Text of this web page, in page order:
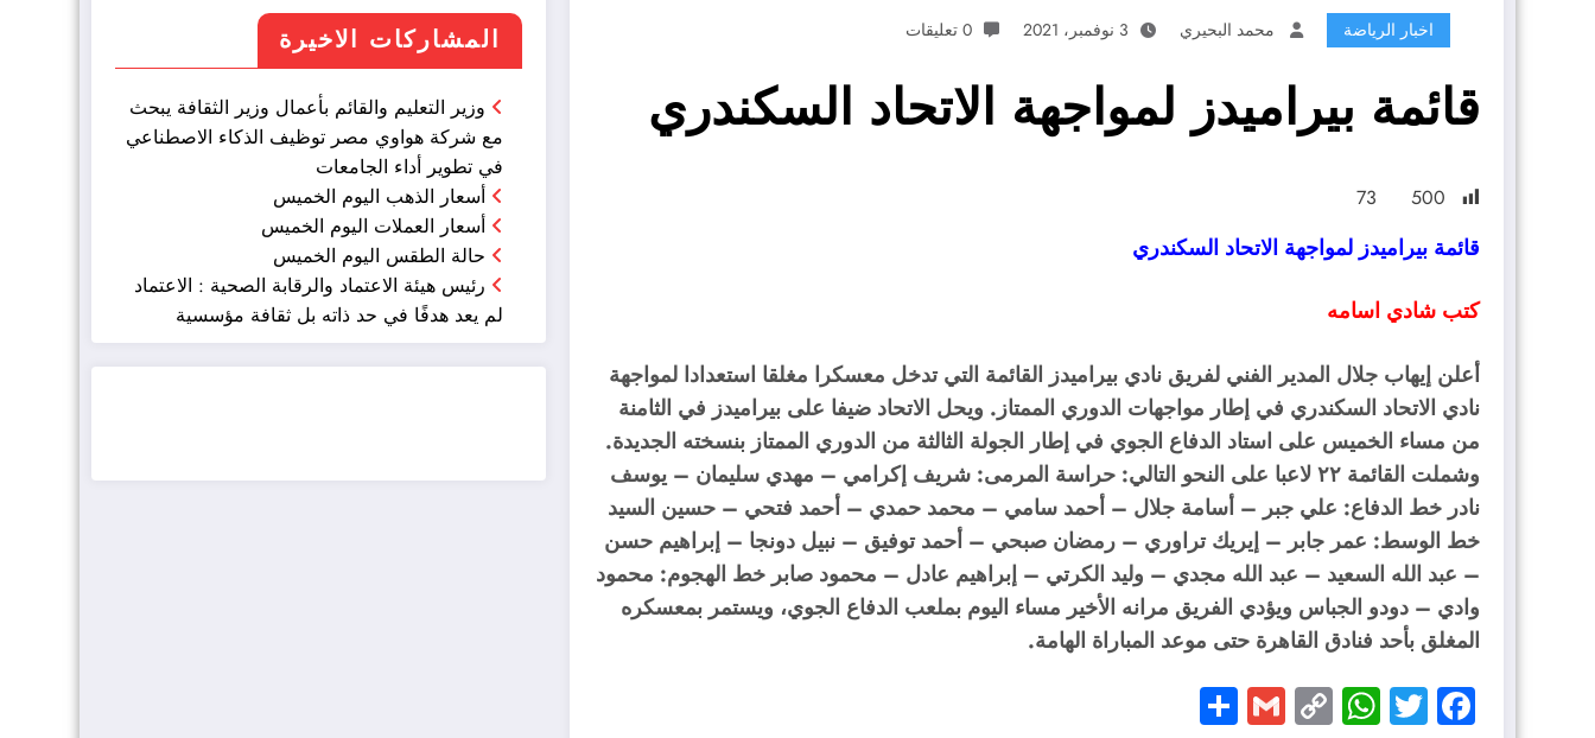
اخبار الرياضة محمد البحيري 3 نوفمبر، 2021 0 تعليقات
قائمة بيراميدز لمواجهة الاتحاد السكندري
500
73
قائمة بيراميدز لمواجهة الاتحاد السكندري
كتب شادي اسامه
أعلن إيهاب جلال المدير الفني لفريق نادي بيراميدز القائمة التي تدخل معسكرا مغلقا استعدادا لمواجهة
نادي الاتحاد السكندري في إطار مواجهات الدوري الممتاز. ويحل الاتحاد ضيفا على بيراميدز في الثامنة
من مساء الخميس على استاد الدفاع الجوي في إطار الجولة الثالثة من الدوري الممتاز بنسخته الجديدة.
وشملت القائمة ٢٢ لاعبا على النحو التالي: حراسة المرمى: شريف إكرامي – مهدي سليمان – يوسف
نادر خط الدفاع: علي جبر – أسامة جلال – أحمد سامي – محمد حمدي – أحمد فتحي – حسين السيد
خط الوسط: عمر جابر – إيريك تراوري – رمضان صبحي – أحمد توفيق – نبيل دونجا – إبراهيم حسن
– عبد الله السعيد – عبد الله مجدي – وليد الكرتي – إبراهيم عادل – محمود صابر خط الهجوم: محمود
وادي – دودو الجباس ويؤدي الفريق مرانه الأخير مساء اليوم بملعب الدفاع الجوي، ويستمر بمعسكره
المغلق بأحد فنادق القاهرة حتى موعد المباراة الهامة.
Facebook
Twitter
WhatsApp
Copy
Gmail
المشاركات الاخيرة
وزير التعليم والقائم بأعمال وزير الثقافة يبحث
مع شركة هواوي مصر توظيف الذكاء الاصطناعي
في تطوير أداء الجامعات
أسعار الذهب اليوم الخميس
أسعار العملات اليوم الخميس
حالة الطقس اليوم الخميس
رئيس هيئة الاعتماد والرقابة الصحية : الاعتماد
لم يعد هدفًا في حد ذاته بل ثقافة مؤسسية